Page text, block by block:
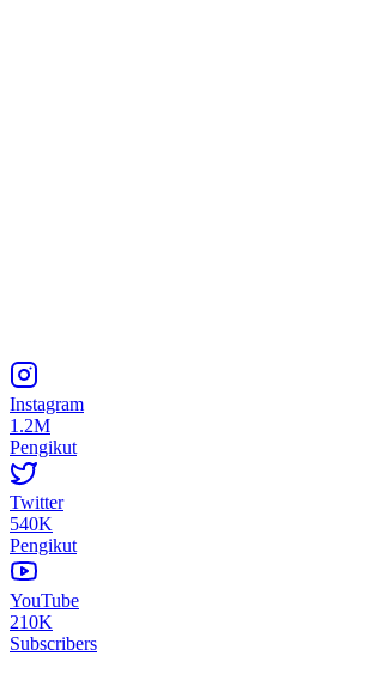
Instagram
1.2M
Pengikut
Twitter
540K
Pengikut
YouTube
210K
Subscribers